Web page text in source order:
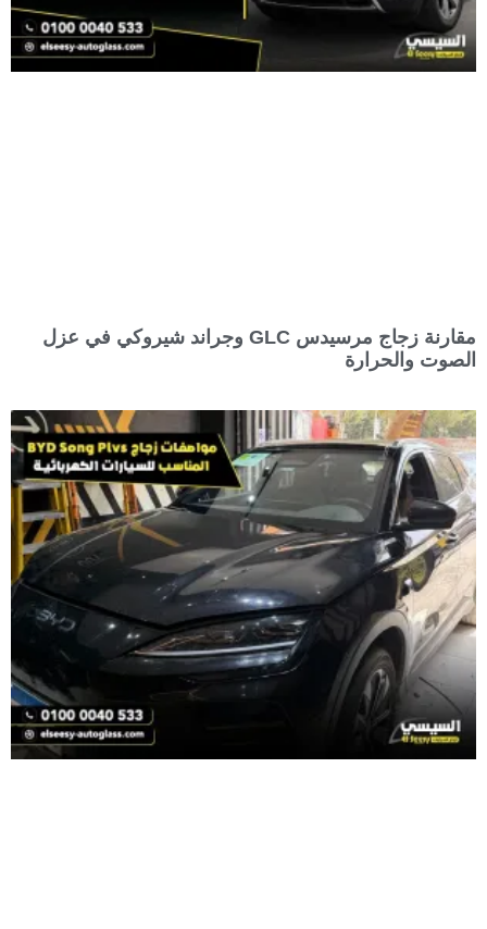
مقارنة زجاج مرسيدس GLC وجراند شيروكي في عزل
الصوت والحرارة